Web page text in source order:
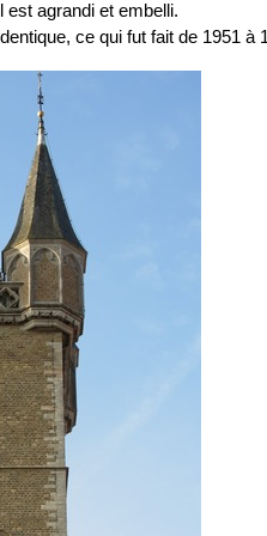
est agrandi et embelli.
ce qui fut fait de 1951 à